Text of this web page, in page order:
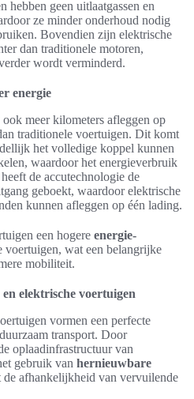
hebben geen uitlaatgassen en
ze minder onderhoud nodig
Bovendien zijn elektrische
dan traditionele motoren,
wordt verminderd.
energie
meer kilometers afleggen op
traditionele voertuigen. Dit komt
het volledige koppel kunnen
waardoor het energieverbruik
de accutechnologie de
geboekt, waardoor elektrische
kunnen afleggen op één lading.
een hogere energie-
voertuigen, wat een belangrijke
mobiliteit.
elektrische voertuigen
vormen een perfecte
transport. Door
oplaadinfrastructuur van
gebruik van hernieuwbare
de afhankelijkheid van vervuilende